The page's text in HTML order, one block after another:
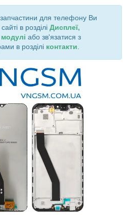
для телефону Ви
в розділі Дисплеї,
або зв'язатися з
в розділі контакти